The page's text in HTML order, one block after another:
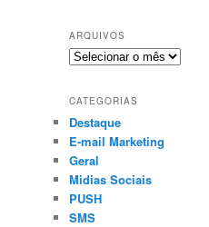
ARQUIVOS
A
u
i
v
o
s
CATEGORIAS
Destaque
E-mail Marketing
Geral
Midias Sociais
PUSH
SMS